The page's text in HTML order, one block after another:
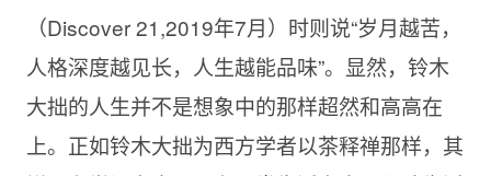
（Discover 21,2019年7月）时则说“岁月越苦，
人格深度越见长，人生越能品味”。显然，铃木
大拙的人生并不是想象中的那样超然和高高在
上。正如铃木大拙为西方学者以茶释禅那样，其